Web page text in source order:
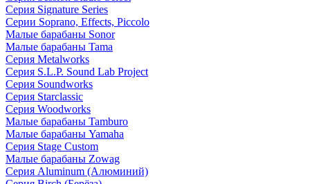
Серия Signature Series
Серии Soprano, Effects, Piccolo
Малые барабаны Sonor
Малые барабаны Tama
Серия Metalworks
Серия S.L.P. Sound Lab Project
Серия Soundworks
Серия Starclassic
Серия Woodworks
Малые барабаны Tamburo
Малые барабаны Yamaha
Серия Stage Custom
Малые барабаны Zowag
Серия Aluminum (Алюминий)